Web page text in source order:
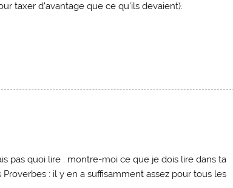
taxer d’avantage que ce qu’ils devaient).
pas quoi lire : montre-moi ce que je dois lire dans ta
: il y en a suffisamment assez pour tous les